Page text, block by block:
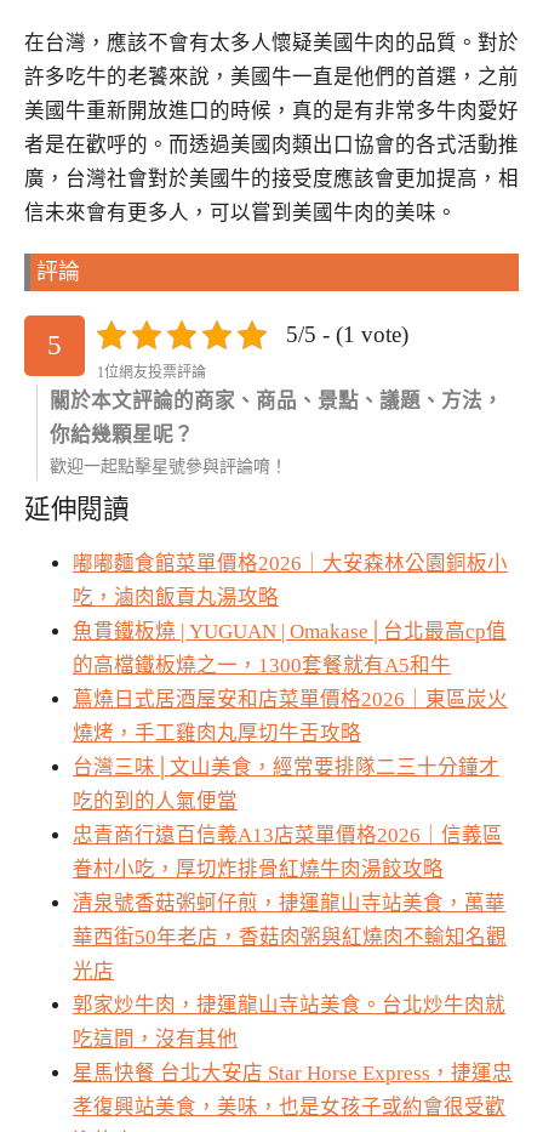
在台灣，應該不會有太多人懷疑美國牛肉的品質。對於
許多吃牛的老饕來說，美國牛一直是他們的首選，之前
美國牛重新開放進口的時候，真的是有非常多牛肉愛好
者是在歡呼的。而透過美國肉類出口協會的各式活動推
廣，台灣社會對於美國牛的接受度應該會更加提高，相
信未來會有更多人，可以嘗到美國牛肉的美味。
評論
5 5/5 - (1 vote)
1位網友投票評論
關於本文評論的商家、商品、景點、議題、方法，
你給幾顆星呢？
歡迎一起點擊星號參與評論唷！
延伸閱讀
嘟嘟麵食館菜單價格2026｜大安森林公園銅板小
吃，滷肉飯貢丸湯攻略
魚貫鐵板燒 | YUGUAN | Omakase│台北最高cp值
的高檔鐵板燒之一，1300套餐就有A5和牛
蔦燒日式居酒屋安和店菜單價格2026｜東區炭火
燒烤，手工雞肉丸厚切牛舌攻略
台灣三味│文山美食，經常要排隊二三十分鐘才
吃的到的人氣便當
忠青商行遠百信義A13店菜單價格2026｜信義區
眷村小吃，厚切炸排骨紅燒牛肉湯餃攻略
清泉號香菇粥蚵仔煎，捷運龍山寺站美食，萬華
華西街50年老店，香菇肉粥與紅燒肉不輸知名觀
光店
郭家炒牛肉，捷運龍山寺站美食。台北炒牛肉就
吃這間，沒有其他
星馬快餐 台北大安店 Star Horse Express，捷運忠
孝復興站美食，美味，也是女孩子或約會很受歡